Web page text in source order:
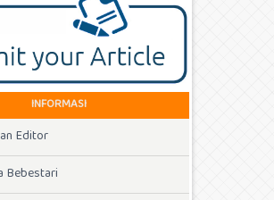
INFORMASI
Editor
Bebestari